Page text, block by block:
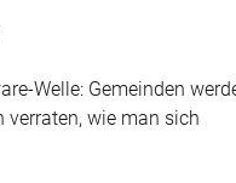
Welle: Gemeinden
verraten, wie man sich